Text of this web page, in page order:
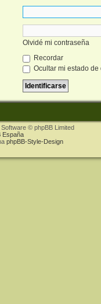
Olvidé mi contraseña
Recordar
Ocultar mi estado
© phpBB Limited
España
phpBB-Style-Design